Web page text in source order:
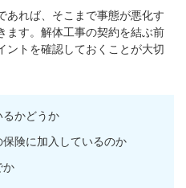
あれば、そこまで事態が悪化す
ます。解体工事の契約を結ぶ前
ントを確認しておくことが大切
るかどうか
険に加入しているのか
か